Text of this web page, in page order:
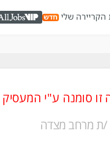
שלי VIP
סומנה ע"י המעסיק
/ת מרחב מצדה